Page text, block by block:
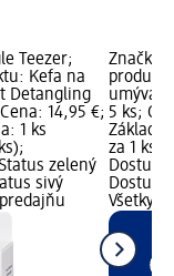
Teezer;
Kefa na
Detangling
14,95 €;
1 ks
zelený
sivý
Značka:
5 ks;
za 1
Všetky